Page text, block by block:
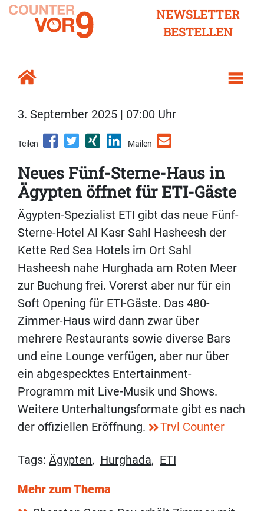
NEWSLETTER
BESTELLEN
3. September 2025 | 07:00 Uhr
Teilen Mailen
Neues Fünf-Sterne-Haus in
Ägypten öffnet für ETI-Gäste
Ägypten-Spezialist ETI gibt das neue Fünf-
Sterne-Hotel Al Kasr Sahl Hasheesh der
Kette Red Sea Hotels im Ort Sahl
Hasheesh nahe Hurghada am Roten Meer
zur Buchung frei. Vorerst aber nur für ein
Soft Opening für ETI-Gäste. Das 480-
Zimmer-Haus wird dann zwar über
mehrere Restaurants sowie diverse Bars
und eine Lounge verfügen, aber nur über
ein abgespecktes Entertainment-
Programm mit Live-Musik und Shows.
Weitere Unterhaltungsformate gibt es nach
der offiziellen Eröffnung.
Trvl Counter
Tags: Ägypten, Hurghada, ETI
Mehr zum Thema